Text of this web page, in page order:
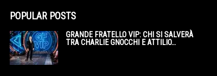
POPULAR POSTS
GRANDE FRATELLO VIP: CHI SI SALVERÀ
TRA CHARLIE GNOCCHI E ATTILIO...